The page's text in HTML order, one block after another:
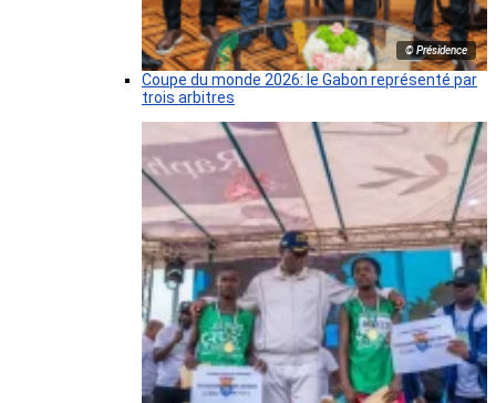
© Présidence
Coupe du monde 2026: le Gabon représenté par
trois arbitres